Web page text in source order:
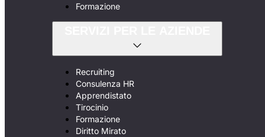
Formazione
Recruiting
Consulenza HR
Apprendistato
Tirocinio
Formazione
Diritto Mirato